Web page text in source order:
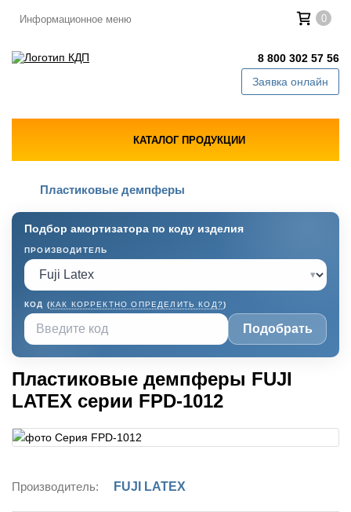
Информационное меню 0
8 800 302 57 56
Заявка онлайн
КАТАЛОГ ПРОДУКЦИИ
Пластиковые демпферы
Подбор амортизатора по коду изделия
ПРОИЗВОДИТЕЛЬ
▾
КОД (КАК КОРРЕКТНО ОПРЕДЕЛИТЬ КОД?)
Подобрать
Пластиковые демпферы FUJI
LATEX серии FPD-1012
Производитель: FUJI LATEX